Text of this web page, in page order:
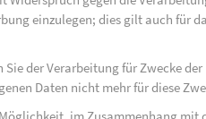
einzulegen; dies gilt auch für
Sie der Verarbeitung für Zwecke
Daten nicht mehr für diese